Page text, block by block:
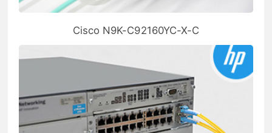
Cisco N9K-C92160YC-X-C